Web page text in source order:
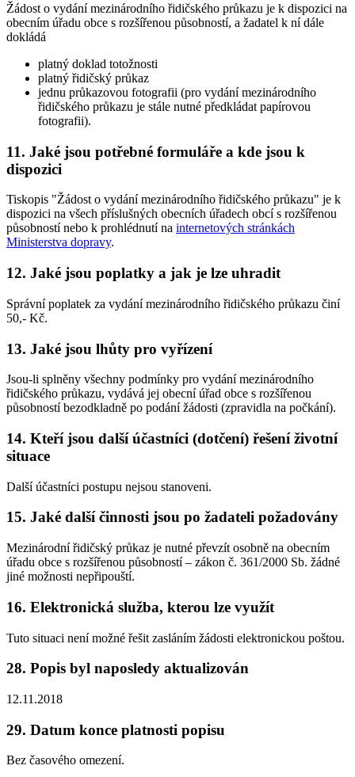
Žádost o vydání mezinárodního řidičského průkazu je k dispozici na
obecním úřadu obce s rozšířenou působností, a žadatel k ní dále
dokládá
platný doklad totožnosti
platný řidičský průkaz
jednu průkazovou fotografii (pro vydání mezinárodního
řidičského průkazu je stále nutné předkládat papírovou
fotografii).
11. Jaké jsou potřebné formuláře a kde jsou k
dispozici
Tiskopis "Žádost o vydání mezinárodního řidičského průkazu" je k
dispozici na všech příslušných obecních úřadech obcí s rozšířenou
působností nebo k prohlédnutí na internetových stránkách
Ministerstva dopravy.
12. Jaké jsou poplatky a jak je lze uhradit
Správní poplatek za vydání mezinárodního řidičského průkazu činí
50,- Kč.
13. Jaké jsou lhůty pro vyřízení
Jsou-li splněny všechny podmínky pro vydání mezinárodního
řidičského průkazu, vydává jej obecní úřad obce s rozšířenou
působností bezodkladně po podání žádosti (zpravidla na počkání).
14. Kteří jsou další účastníci (dotčení) řešení životní
situace
Další účastníci postupu nejsou stanoveni.
15. Jaké další činnosti jsou po žadateli požadovány
Mezinárodní řidičský průkaz je nutné převzít osobně na obecním
úřadu obce s rozšířenou působností – zákon č. 361/2000 Sb. žádné
jiné možnosti nepřipouští.
16. Elektronická služba, kterou lze využít
Tuto situaci není možné řešit zasláním žádosti elektronickou poštou.
28. Popis byl naposledy aktualizován
12.11.2018
29. Datum konce platnosti popisu
Bez časového omezení.